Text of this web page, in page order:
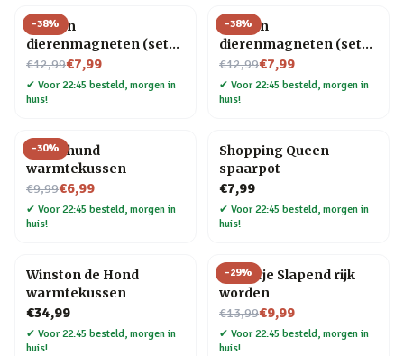
-38%
Houten
dierenmagneten (set
van 3) – Kat
€12,99
Nu voor€7,99
✔ Voor 22:45 besteld, morgen in
huis!
-38%
Houten
dierenmagneten (set
van 3) – Hond
€12,99
Nu voor€7,99
✔ Voor 22:45 besteld, morgen in
huis!
-30%
Dachshund
warmtekussen
€9,99
Nu voor€6,99
✔ Voor 22:45 besteld, morgen in
huis!
Shopping Queen
spaarpot
€7,99
✔ Voor 22:45 besteld, morgen in
huis!
Winston de Hond
warmtekussen
€34,99
✔ Voor 22:45 besteld, morgen in
huis!
-29%
Tegeltje Slapend rijk
worden
€13,99
Nu voor€9,99
✔ Voor 22:45 besteld, morgen in
huis!